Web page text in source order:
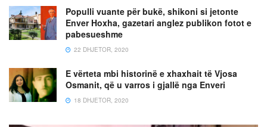
Populli vuante për bukë, shikoni si jetonte
Enver Hoxha, gazetari anglez publikon fotot e
pabesueshme
22 DHJETOR, 2020
E vërteta mbi historinë e xhaxhait të Vjosa
Osmanit, që u varros i gjallë nga Enveri
18 DHJETOR, 2020